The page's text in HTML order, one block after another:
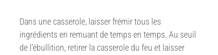
Dans une casserole, laisser frémir tous les
ingrédients en remuant de temps en temps. Au seuil
de l’ébullition, retirer la casserole du feu et laisser